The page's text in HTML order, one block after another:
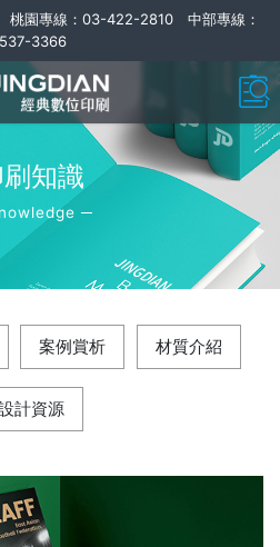
園專線：03-422-2810 中部專線：
3366
知識
─
案例賞析 材質介紹
計資源